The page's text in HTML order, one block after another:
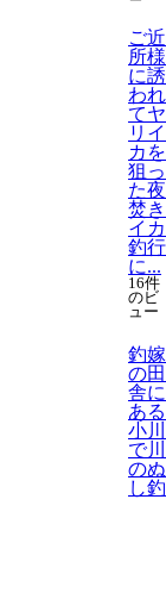
ご近
所様
に誘
われ
てヤ
リイ
カを
狙っ
た夜
焚き
イカ
釣行
に...
16件
のビ
ュー
釣嫁
の田
舎に
ある
小川
で川
のぬ
し釣